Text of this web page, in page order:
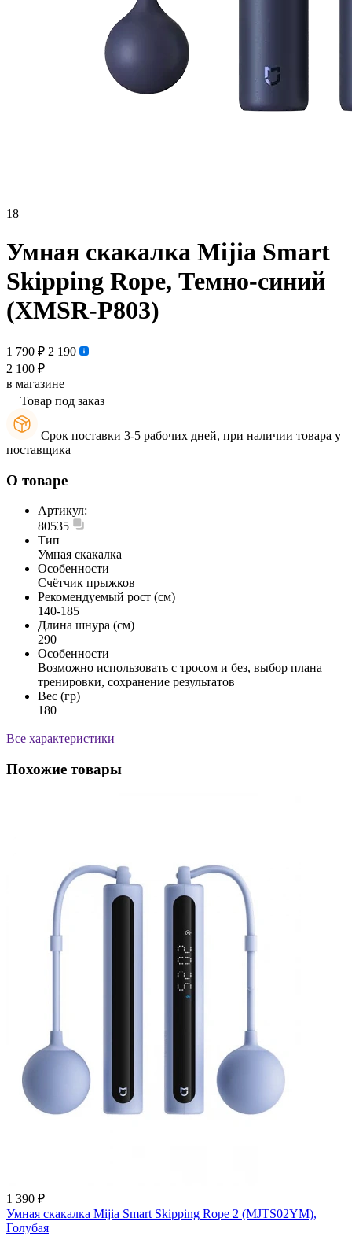
18
Умная скакалка Mijia Smart
Skipping Rope, Темно-синий
(XMSR-P803)
1 790 ₽ 2 190
2 100 ₽
в магазине
Товар под заказ
Срок поставки 3-5 рабочих дней, при наличии товара у
поставщика
О товаре
Артикул:
80535
Тип
Умная скакалка
Особенности
Счётчик прыжков
Рекомендуемый рост (см)
140-185
Длина шнура (см)
290
Особенности
Возможно использовать с тросом и без, выбор плана
тренировки, сохранение результатов
Вес (гр)
180
Все характеристики
Похожие товары
1 390 ₽
Умная скакалка Mijia Smart Skipping Rope 2 (MJTS02YM),
Голубая